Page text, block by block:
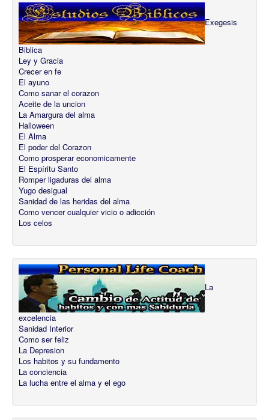
Exegesis
Biblica
Ley y Gracia
Crecer en fe
El ayuno
Como sanar el corazon
Aceite de la uncion
La Amargura del alma
Halloween
El Alma
El poder del Corazon
Como prosperar economicamente
El Espíritu Santo
Romper ligaduras del alma
Yugo desigual
Sanidad de las heridas del alma
Como vencer cualquier vicio o adicción
Los celos
La
excelencia
Sanidad Interior
Como ser feliz
La Depresion
Los habitos y su fundamento
La conciencia
La lucha entre el alma y el ego